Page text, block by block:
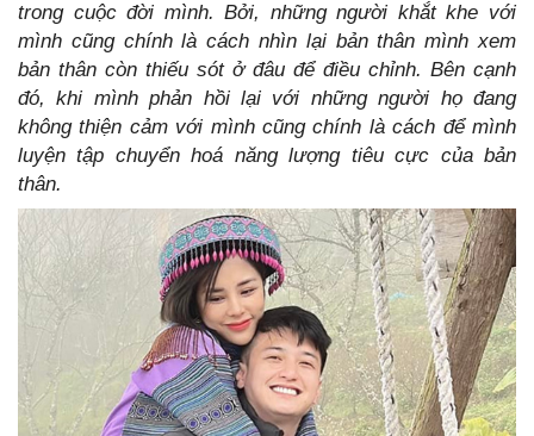
trong cuộc đời mình. Bởi, những người khắt khe với
mình cũng chính là cách nhìn lại bản thân mình xem
bản thân còn thiếu sót ở đâu để điều chỉnh. Bên cạnh
đó, khi mình phản hồi lại với những người họ đang
không thiện cảm với mình cũng chính là cách để mình
luyện tập chuyển hoá năng lượng tiêu cực của bản
thân.